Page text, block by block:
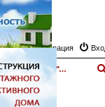
Регистрация
Доска объявлений "Отопление дома. Печи, камины"
поискрасширенный